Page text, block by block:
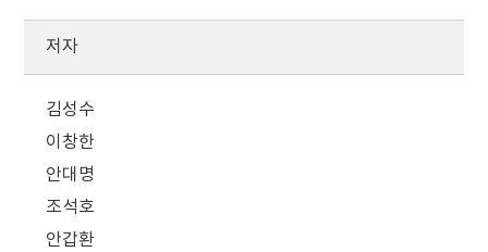
저자
김성수
이창한
안대명
조석호
안갑환